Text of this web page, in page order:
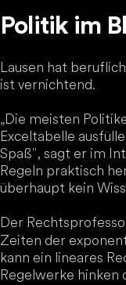
Politik im
Lausen hat
ist vernichtend.
„Die meisten
Exceltabelle
Spaß", sagt er im
Regeln praktisch
überhaupt kein
Der
Zeiten der
kann ein lineares
Regelwerke hinken